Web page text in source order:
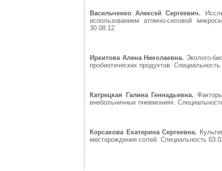
Васильченко Алексей Сергеевич.
использованием атомно-силовой
30.08.12
Иркитова Алена Николаевна. Эколого-
пробиотических продуктов.
Катрецкая Галина Геннадьевна.
внебольничных пневмониях.
Корсакова Екатерина Сергеевна.
месторождения солей. Специальность